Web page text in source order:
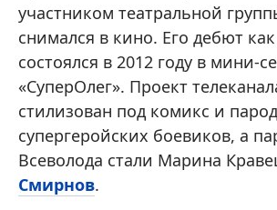
участником театральной
снимался в кино. Его дебют
состоялся в 2012 году в мини-
«СуперОлег». Проект
стилизован под комикс и
супергеройских боевиков, а
Всеволода стали Марина
Смирнов.